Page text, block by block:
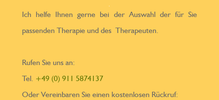
Ich helfe Ihnen gerne bei der Auswahl der für Sie
passenden Therapie und des Therapeuten.
Rufen Sie uns an:
Tel. +49 (0) 911 5874137
Oder Vereinbaren Sie einen kostenlosen Rückruf: